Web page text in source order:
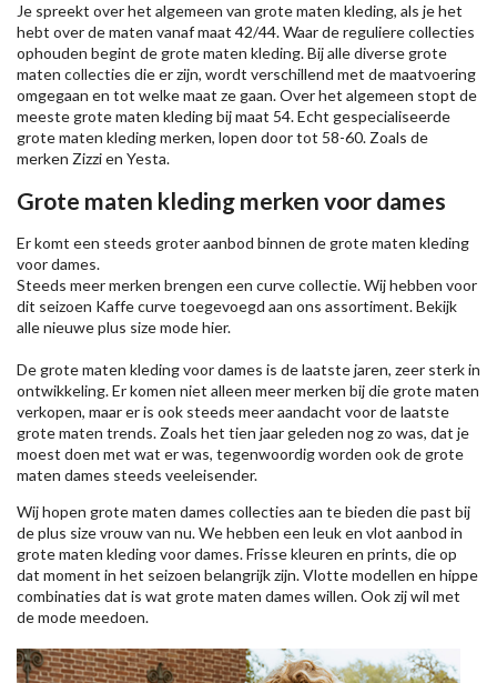
Je spreekt over het algemeen van grote maten kleding, als je het
hebt over de maten vanaf maat 42/44. Waar de reguliere collecties
ophouden begint de grote maten kleding. Bij alle diverse grote
maten collecties die er zijn, wordt verschillend met de maatvoering
omgegaan en tot welke maat ze gaan. Over het algemeen stopt de
meeste grote maten kleding bij maat 54. Echt gespecialiseerde
grote maten kleding merken, lopen door tot 58-60. Zoals de
merken Zizzien Yesta.
Grote maten kleding merken voor dames
Er komt een steeds groter aanbod binnen de grote maten kleding
voor dames.
Steeds meer merken brengen een curve collectie. Wij hebben voor
dit seizoen Kaffecurve toegevoegd aan ons assortiment. Bekijk
alle nieuweplus size modehier.
De grote maten kleding voor dames is de laatste jaren, zeer sterk in
ontwikkeling. Er komen niet alleen meer merken bij die grote maten
verkopen, maar er is ook steeds meer aandacht voor de laatste
grote maten trends. Zoals het tien jaar geleden nog zo was, dat je
moest doen met wat er was, tegenwoordig worden ook de grote
maten dames steeds veeleisender.
Wij hopen grote maten dames collecties aan te bieden die past bij
de plus size vrouw van nu. We hebben een leuk en vlot aanbod in
grote maten kleding voor dames. Frisse kleuren en prints, die op
dat moment in het seizoen belangrijk zijn. Vlotte modellen en hippe
combinaties dat is wat grote maten dames willen. Ook zij wil met
de mode meedoen.